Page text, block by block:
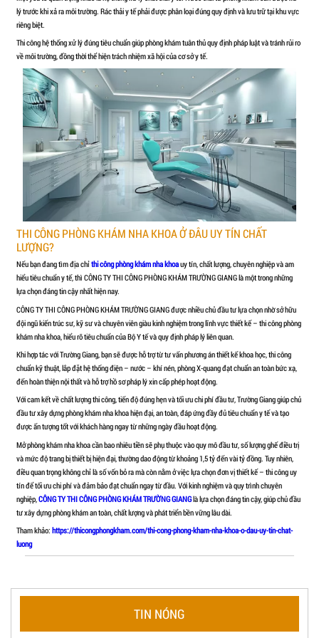
TIN NÓNG
Việc chuẩn bị ngân sách kỹ lưỡng, phân bổ hợp lý giữa thi công,
khám hoạt động ổn định ngay từ giai đoạn đầu. Nếu có kế
thi công uy tín, chủ đầu tư có thể tối ưu chi phí mà vẫn đảm bảo
ngành y tế và tạo nền tảng phát triển bền vững lâu dài.
NHỮNG YẾU TỐ QUAN TRỌNG ĐỂ AN
KHÁM NHA KHOA
Khi mở phòng khám nha khoa, yếu tố an toàn luôn phải được đặt
môn bác sĩ và chất lượng dịch vụ, thiết kế và thi công phòng
đảm bảo môi trường điều trị an toàn, hạn chế rủi ro và đáp ứng
phòng khám được đầu tư bài bản ngay từ khâu xây dựng sẽ giúp
vận hành ổn định lâu dài và tạo sự tin tưởng tuyệt đối cho bệnh
Thiết kế công năng khoa học, đảm bảo quy trình
Yếu tố quan trọng đầu tiên để đảm bảo an toàn là thiết kế mặt
phòng chụp X-quang và khu lưu trữ dụng cụ.